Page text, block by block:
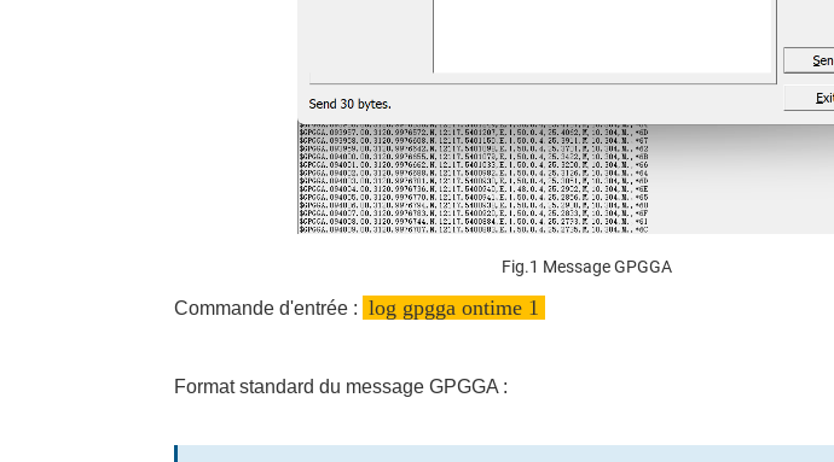
Fig.1 Message GPGGA
Commande d'entrée : log gpgga ontime 1
Format standard du message GPGGA :